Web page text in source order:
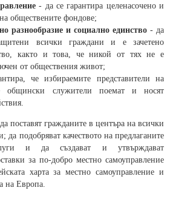
- да се гарантира целенасочено и
обществените фондове;
разнообразие и социално единство - да
всички граждани и е зачетено
както и това, че никой от тях не е
от обществения живот;
че избираемите представители на
общински служители поемат и носят
поставят гражданите в центъра на всички
да подобряват качеството на предлаганите
и да създават и утвърждават
за по-добро местно самоуправление
харта за местно самоуправление и
на Европа.